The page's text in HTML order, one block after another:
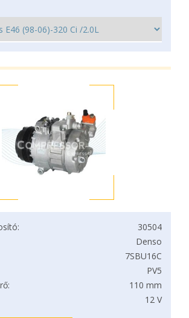
30504
Denso
7SBU16C
PV5
110 mm
12 V